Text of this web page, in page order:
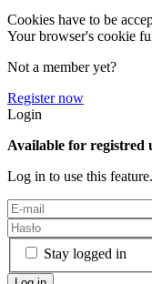
Cookies have to be
Your browser's cookie
Not a member yet?
Register now
Login
Available for registred
Log in to use this feature.
Stay logged in